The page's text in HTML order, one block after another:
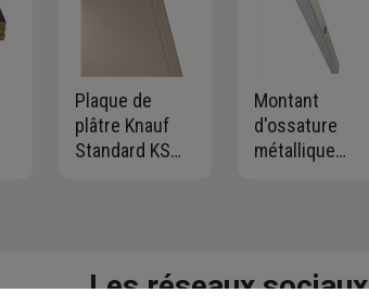
Plaque de
plâtre Knauf
Standard KS
Montant
d'ossature
métallique
Les réseaux sociaux